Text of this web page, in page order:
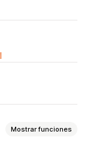
Mostrar funciones